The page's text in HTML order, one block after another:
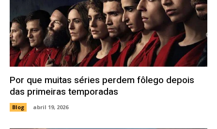
Por que muitas séries perdem fôlego depois
das primeiras temporadas
Blog abril 19, 2026